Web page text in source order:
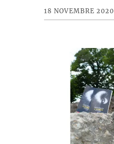
18 NOVEMBRE 2020